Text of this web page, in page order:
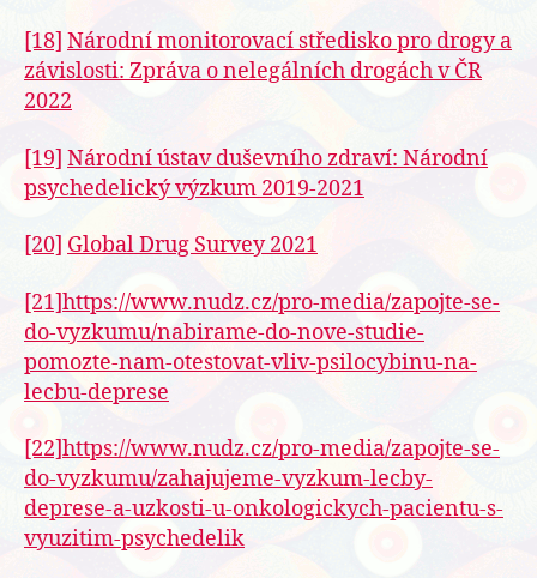
[18] Národní monitorovací středisko pro drogy a
závislosti: Zpráva o nelegálních drogách v ČR
2022
[19] Národní ústav duševního zdraví: Národní
psychedelický výzkum 2019-2021
[20] Global Drug Survey 2021
[21]https://www.nudz.cz/pro-media/zapojte-se-
do-vyzkumu/nabirame-do-nove-studie-
pomozte-nam-otestovat-vliv-psilocybinu-na-
lecbu-deprese
[22]https://www.nudz.cz/pro-media/zapojte-se-
do-vyzkumu/zahajujeme-vyzkum-lecby-
deprese-a-uzkosti-u-onkologickych-pacientu-s-
vyuzitim-psychedelik